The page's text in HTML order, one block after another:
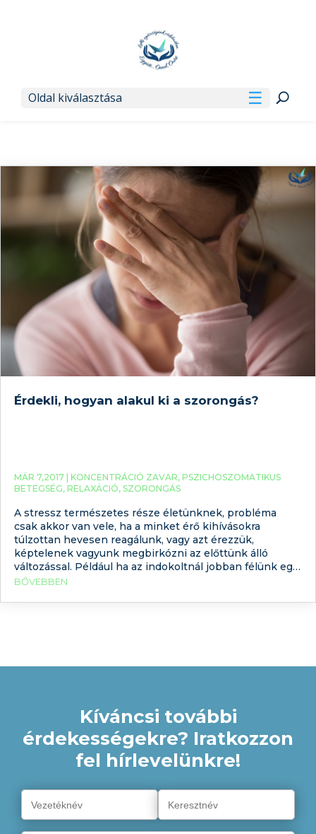
Oldal kiválasztása
Érdekli, hogyan alakul ki a szorongás?
MÁR 7,2017 | KONCENTRÁCIÓ ZAVAR, PSZICHOSZOMATIKUS
BETEGSÉG, RELAXÁCIÓ, SZORONGÁS
A stressz természetes része életünknek, probléma
csak akkor van vele, ha a minket érő kihívásokra
túlzottan hevesen reagálunk, vagy azt érezzük,
képtelenek vagyunk megbirkózni az előttünk álló
változással. Például ha az indokoltnál jobban félünk egy
vizsgahelyzetben. Az egészséges reakciót meghaladja
BŐVEBBEN
Kíváncsi további
érdekességekre? Iratkozzon
fel hírlevelünkre!